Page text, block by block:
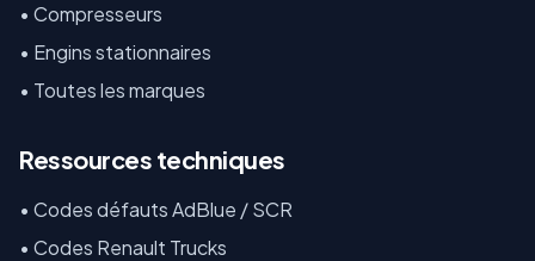
• Compresseurs
• Engins stationnaires
• Toutes les marques
Ressources techniques
• Codes défauts AdBlue / SCR
• Codes Renault Trucks